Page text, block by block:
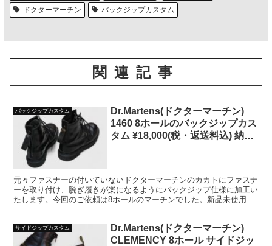
ドクターマーチン
バックジップカスタム
関連記事
バックジップカスタム
Dr.Martens(ドクターマーチン)
1460 8ホールのバックジップカス
タム ¥18,000(税・返送料込) 納期
元々ファスナーの付いていないドクターマーチンのカカトにファスナ
ーを取り付け、脱ぎ履きが楽になるようにバックジップ仕様に加工い
たします。今回のご依頼は8ホールのマーチンでした。新品未使用に
サイドジップカスタム
Dr.Martens(ドクターマーチン)
CLEMENCY 8ホール サイドジッ